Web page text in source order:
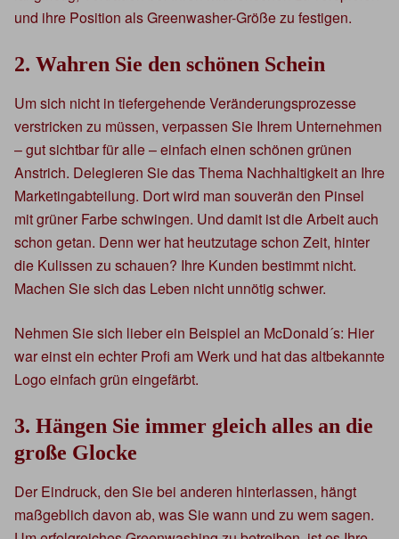
und ihre Position als Greenwasher-Größe zu festigen.
2. Wahren Sie den schönen Schein
Um sich nicht in tiefergehende Veränderungsprozesse
verstricken zu müssen, verpassen Sie Ihrem Unternehmen
– gut sichtbar für alle – einfach einen schönen grünen
Anstrich. Delegieren Sie das Thema Nachhaltigkeit an Ihre
Marketingabteilung. Dort wird man souverän den Pinsel
mit grüner Farbe schwingen. Und damit ist die Arbeit auch
schon getan. Denn wer hat heutzutage schon Zeit, hinter
die Kulissen zu schauen? Ihre Kunden bestimmt nicht.
Machen Sie sich das Leben nicht unnötig schwer.
Nehmen Sie sich lieber ein Beispiel an McDonald´s: Hier
war einst ein echter Profi am Werk und hat das altbekannte
Logo einfach grün eingefärbt.
3. Hängen Sie immer gleich alles an die
große Glocke
Der Eindruck, den Sie bei anderen hinterlassen, hängt
maßgeblich davon ab, was Sie wann und zu wem sagen.